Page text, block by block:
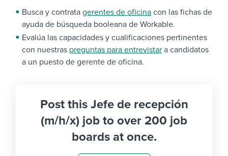
Busca y contrata gerentes de oficina con las fichas de
ayuda de búsqueda booleana de Workable.
Evalúa las capacidades y cualificaciones pertinentes
con nuestras preguntas para entrevistar a candidatos
a un puesto de gerente de oficina.
Post this Jefe de recepción
(m/h/x) job to over 200 job
boards at once.